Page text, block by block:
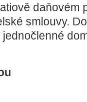
daňovém
smlouvy.